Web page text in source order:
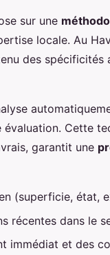
sur une
locale. Au
des spécificités
Cette
garantit une
(superficie, état,
récentes dans le
immédiat et des